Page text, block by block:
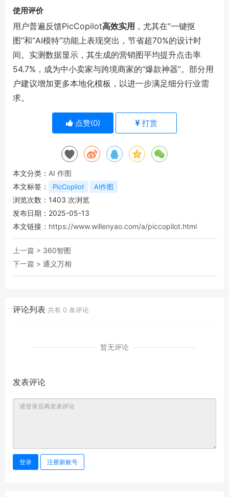
使用评价
用户普遍反馈PicCopilot高效实用 ，尤其在“一键抠
图”和“AI模特”功能上表现突出，节省超70%的设计时
间。实测数据显示，其生成的营销图平均提升点击率
54.7%，成为中小卖家与跨境商家的“爆款神器”。部分用
户建议增加更多本地化模板，以进一步满足细分行业需
求。
点赞(0) 打赏
本文分类： AI 作图
本文标签：
PicCopilot AI作图
浏览次数： 1403 次浏览
发布日期：2025-05-13
本文链接： https://www.willenyao.com/a/piccopilot.html
上一篇 > 360智图
下一篇 > 通义万相
评论列表 共有 0 条评论
暂无评论
发表评论
登录 注册新账号